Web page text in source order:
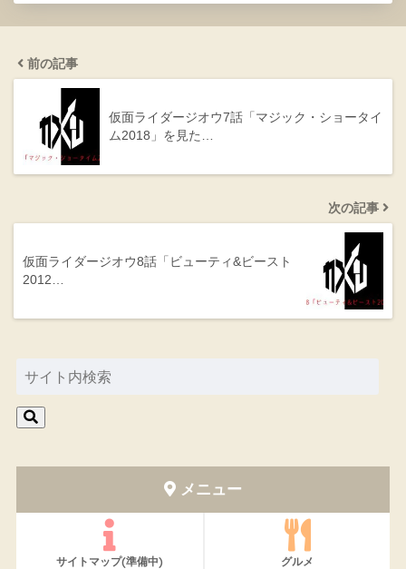
前の記事
仮面ライダージオウ7話「マジック・ショータイ
ム2018」を見た…
次の記事
仮面ライダージオウ8話「ビューティ&ビースト
2012…
メニュー
サイトマップ(準備中) グルメ